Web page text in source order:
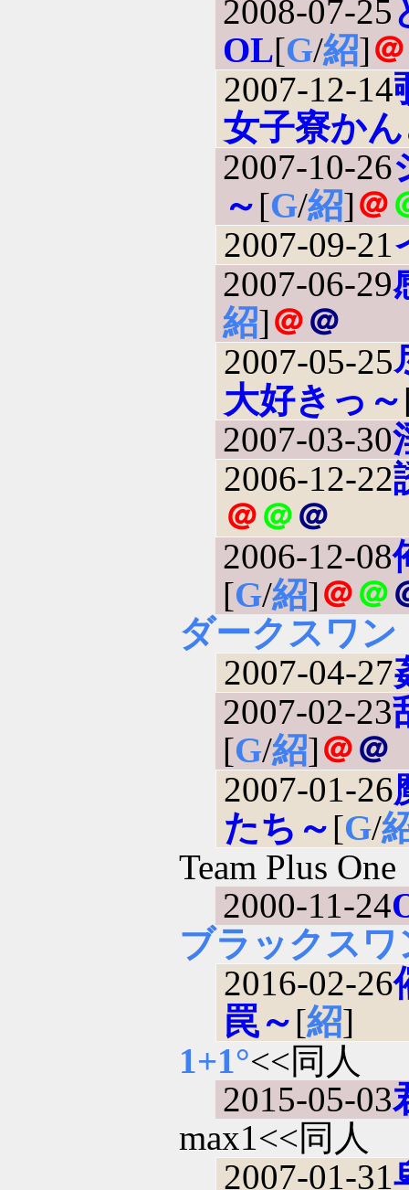
2008-07-25
OL[G/紹]＠
2007-12-14
女子寮か
2007-10-26
～[G/紹]＠
2007-09-21
2007-06-29
紹]＠＠
2007-05-25
大好きっ～
2007-03-30
2006-12-22
＠＠＠
2006-12-08
[G/紹]＠＠
ダークスワン
2007-04-27
2007-02-23
[G/紹]＠＠
2007-01-26
たち～[G/
Team Plus One
2000-11-24
ブラックスワ
2016-02-26
罠～[紹]
1+1°<<同人
2015-05-03
max1<<同人
2007-01-31